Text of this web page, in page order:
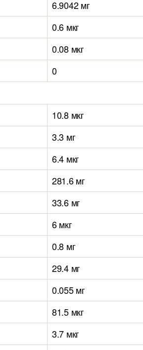
6.9042 мг
0.6 мкг
0.08 мкг
0
10.8 мкг
3.3 мг
6.4 мкг
281.6 мг
33.6 мг
6 мкг
0.8 мг
29.4 мг
0.055 мг
81.5 мкг
3.7 мкг